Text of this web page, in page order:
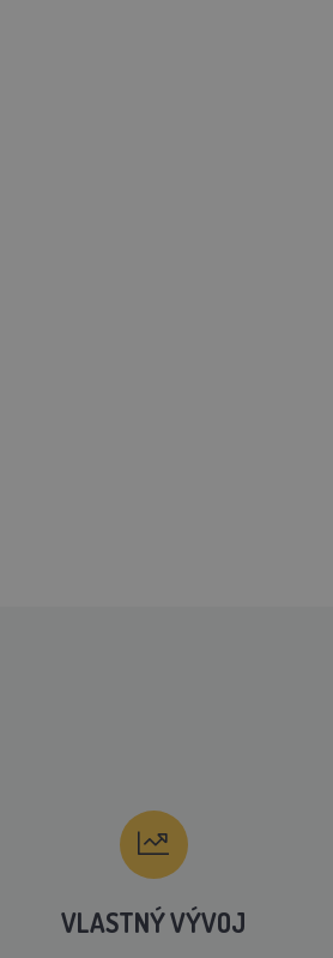
VLASTNÝ VÝVOJ